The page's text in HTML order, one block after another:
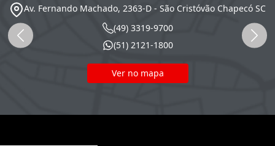
Av. Fernando Machado, 2363-D - São Cristóvão Chapecó SC
(49) 3319-9700
(51) 2121-1800
Ver no mapa